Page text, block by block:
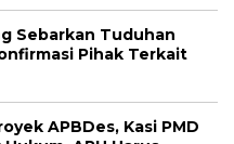
Sebarkan Tuduhan
Pihak Terkait
APBDes, Kasi PMD